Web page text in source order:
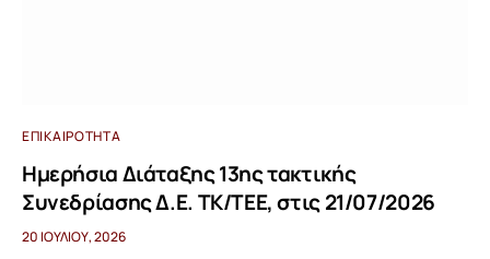
ΕΠΙΚΑΙΡΌΤΗΤΑ
Ημερήσια Διάταξης 13ης τακτικής
Συνεδρίασης Δ.Ε. ΤΚ/ΤΕΕ, στις 21/07/2026
20 ΙΟΥΛΊΟΥ, 2026